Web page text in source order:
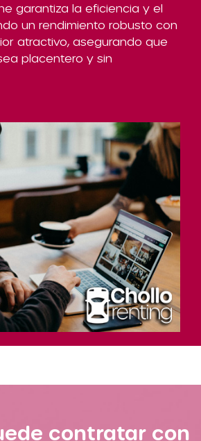
garantiza la eficiencia y el
un rendimiento robusto con
atractivo, asegurando que
placentero y sin
contratar con